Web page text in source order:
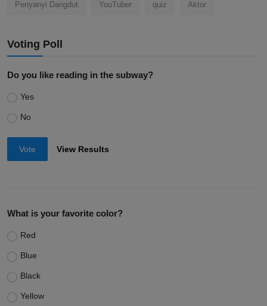
Penyanyi Dangdut YouTuber quiz Aktor
Voting Poll
Do you like reading in the subway?
Yes
No
Vote View Results
What is your favorite color?
Red
Blue
Black
Yellow